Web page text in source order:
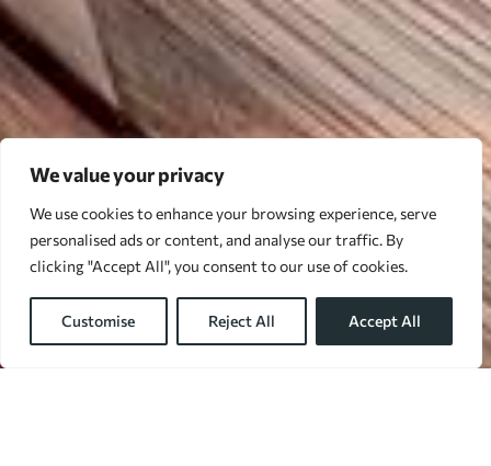
We value your privacy
We use cookies to enhance your browsing experience, serve
personalised ads or content, and analyse our traffic. By
clicking "Accept All", you consent to our use of cookies.
Customise Reject All Accept All